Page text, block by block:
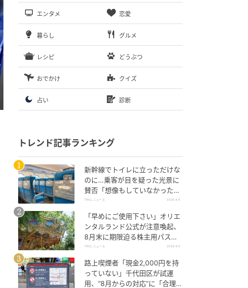
エンタメ 恋愛
暮らし グルメ
レシピ どうぶつ
おでかけ クイズ
占い 診断
トレンド記事ランキング
新幹線でトイレに立っただけな
のに…乗客が目を疑った光景に
賛否「想像もしていなかった」
「仕方ない」
TRILL ニュース 2026.8.6
「早めにご使用下さい」オリエ
ンタルランド公式が注意喚起、
8月末に期限迫る株主用パスポ
ートに反響
TRILL ニュース 2026.8.6
路上喫煙者「現金2,000円を持
っていない」千代田区が試運
用、“8月からの対応”に「合理